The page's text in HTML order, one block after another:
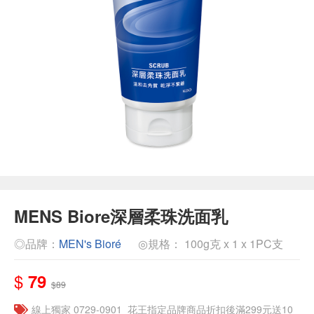
MENS Biore深層柔珠洗面乳
◎品牌： MEN's Bioré ◎規格： 100g克 x 1 x 1PC支
$ 79 $89
線上獨家 0729-0901_花王指定品牌商品折扣後滿299元送10